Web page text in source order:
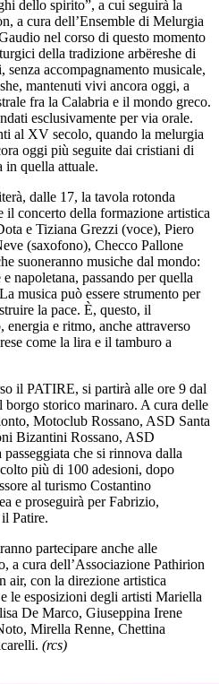
dello spirito”, a cui seguirà la
a cura dell’Ensemble di Melurgia
nel corso di questo momento
della tradizione arbëreshe di
accompagnamento musicale,
mantenuti vivi ancora oggi, a
fra la Calabria e il mondo greco.
esclusivamente per via orale.
al XV secolo, quando la melurgia
oggi più seguite dai cristiani di
in quella attuale.
dalle 17, la tavola rotonda
il concerto della formazione artistica
e Tiziana Grezzi (voce), Piero
(saxofono), Checco Pallone
suoneranno musiche dal mondo:
napoletana, passando per quella
musica può essere strumento per
la pace. È, questo, il
energia e ritmo, anche attraverso
come la lira e il tamburo a
il PATIRE, si partirà alle ore 9 dal
borgo storico marinaro. A cura delle
Motoclub Rossano, ASD Santa
Bizantini Rossano, ASD
che si rinnova dalla
più di 100 adesioni, dopo
al turismo Costantino
e proseguirà per Fabrizio,
Patire.
partecipare anche alle
a cura dell’Associazione Pathirion
air, con la direzione artistica
le esposizioni degli artisti Mariella
De Marco, Giuseppina Irene
Mirella Renne, Chettina
(rcs)